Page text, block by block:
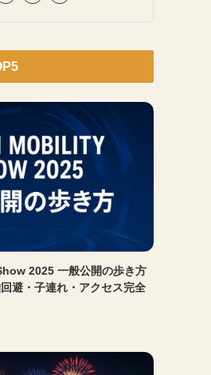
2025 一般公開の歩き方
避・子連れ・アクセス完全